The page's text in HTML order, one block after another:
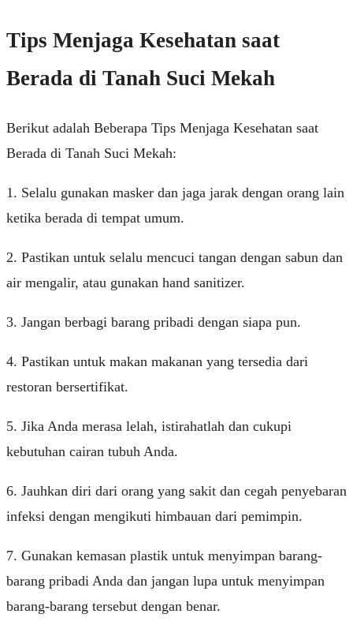
Tips Menjaga Kesehatan saat
Berada di Tanah Suci Mekah
Berikut adalah Beberapa Tips Menjaga Kesehatan saat
Berada di Tanah Suci Mekah:
1. Selalu gunakan masker dan jaga jarak dengan orang lain
ketika berada di tempat umum.
2. Pastikan untuk selalu mencuci tangan dengan sabun dan
air mengalir, atau gunakan hand sanitizer.
3. Jangan berbagi barang pribadi dengan siapa pun.
4. Pastikan untuk makan makanan yang tersedia dari
restoran bersertifikat.
5. Jika Anda merasa lelah, istirahatlah dan cukupi
kebutuhan cairan tubuh Anda.
6. Jauhkan diri dari orang yang sakit dan cegah penyebaran
infeksi dengan mengikuti himbauan dari pemimpin.
7. Gunakan kemasan plastik untuk menyimpan barang-
barang pribadi Anda dan jangan lupa untuk menyimpan
barang-barang tersebut dengan benar.